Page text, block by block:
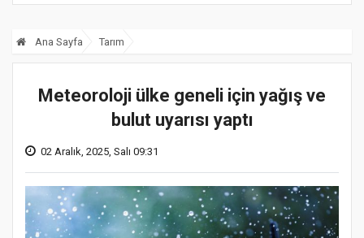
Ana Sayfa Tarım
Meteoroloji ülke geneli için yağış ve
bulut uyarısı yaptı
02 Aralık, 2025, Salı 09:31